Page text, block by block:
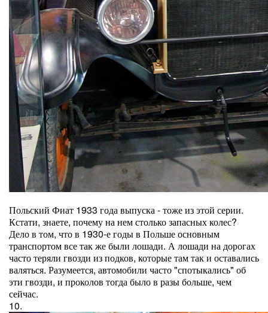
Польский Фиат 1933 года выпуска - тоже из этой серии.
Кстати, знаете, почему на нем столько запасных колес?
Дело в том, что в 1930-е годы в Польше основным
транспортом все так же были лошади. А лошади на дорогах
часто теряли гвозди из подков, которые там так и оставались
валяться. Разумеется, автомобили часто "спотыкались" об
эти гвозди, и проколов тогда было в разы больше, чем
сейчас.
10.